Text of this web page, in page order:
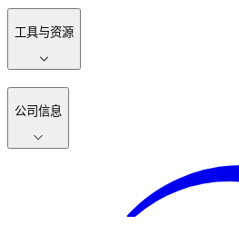
工具与资源
公司信息